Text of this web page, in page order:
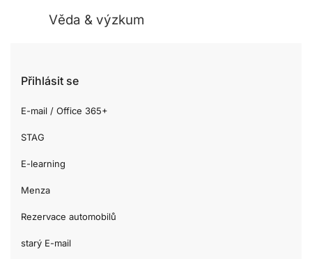
Věda & výzkum
Přihlásit se
E-mail / Office 365+
STAG
E-learning
Menza
Rezervace automobilů
starý E-mail